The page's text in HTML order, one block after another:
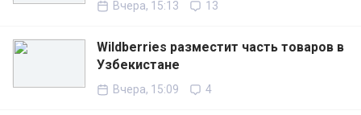
Вчера, 15:13 13
Wildberries разместит часть товаров в
Узбекистане
Вчера, 15:09 4